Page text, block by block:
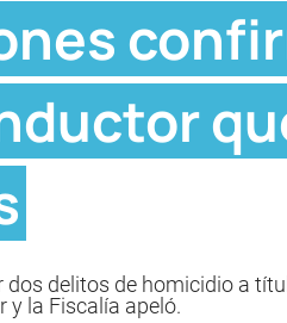
delitos de homicidio a
y la Fiscalía apeló.